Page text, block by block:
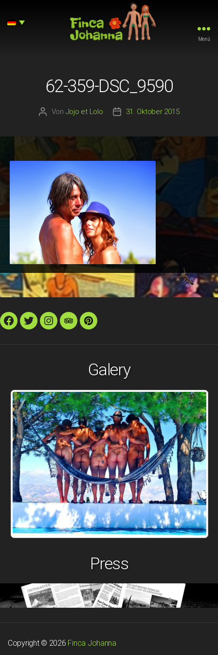
Menü
62-359-DSC_9590
Beitragsautor
Von Jojo et Lolo Beitragsdatum
31. Oktober 2015
Facebook
TwitterInstagramTripAdvisor
Pinterest
Galery
Press
Copyright © 2026 Finca Johanna